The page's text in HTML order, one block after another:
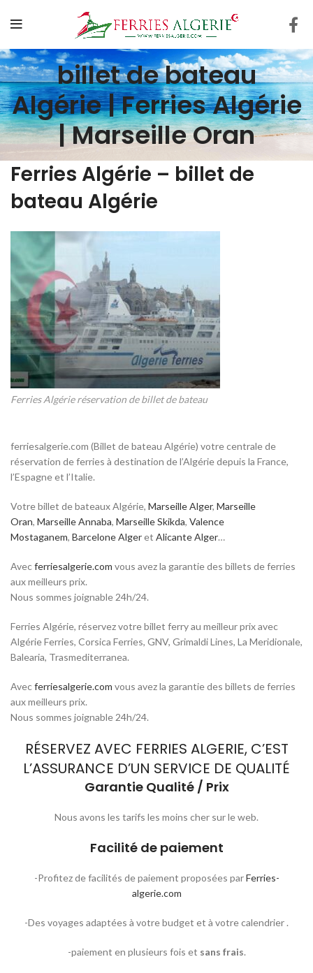
billet de bateau
Algérie | Ferries Algérie
| Marseille Oran
Ferries Algérie – billet de
bateau Algérie
Ferries Algérie réservation de billet de bateau
ferriesalgerie.com (Billet de bateau Algérie) votre centrale de
réservation de ferries à destination de l’Algérie depuis la France,
l’Espagne et l’Italie.
Votre billet de bateaux Algérie, Marseille Alger, Marseille
Oran, Marseille Annaba, Marseille Skikda, Valence
Mostaganem, Barcelone Algeret Alicante Alger…
Avecferriesalgerie.com vous avez la garantie des billets de ferries
aux meilleurs prix.
Nous sommes joignable 24h/24.
Ferries Algérie, réservez votre billet ferry au meilleur prix avec
Algérie Ferries, Corsica Ferries, GNV, Grimaldi Lines, La Meridionale,
Balearia, Trasmediterranea.
Avecferriesalgerie.com vous avez la garantie des billets de ferries
aux meilleurs prix.
Nous sommes joignable 24h/24.
RÉSERVEZ AVEC FERRIES ALGERIE, C’EST
L’ASSURANCE D’UN SERVICE DE QUALITÉ
Garantie Qualité / Prix
Nous avons les tarifs les moins cher sur le web.
Facilité de paiement
-Profitez de facilités de paiement proposées parFerries-
algerie.com
-Des voyages adaptées à votre budget et à votre calendrier .
-paiement en plusieurs fois et sans frais.